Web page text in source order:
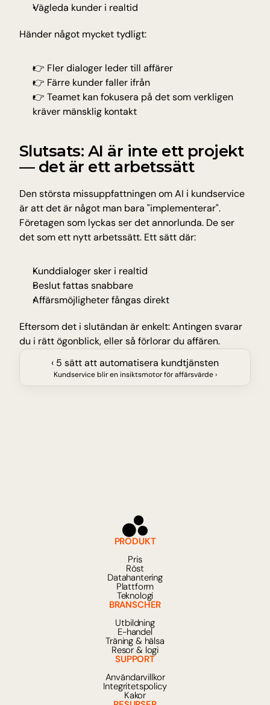
Vägleda kunder i realtid
Händer något mycket tydligt:
👉 Fler dialoger leder till affärer
👉 Färre kunder faller ifrån
👉 Teamet kan fokusera på det som verkligen
kräver mänsklig kontakt
Slutsats: AI är inte ett projekt
— det är ett arbetssätt
Den största missuppfattningen om AI i kundservice
är att det är något man bara "implementerar".
Företagen som lyckas ser det annorlunda. De ser
det som ett nytt arbetssätt. Ett sätt där:
Kunddialoger sker i realtid
Beslut fattas snabbare
Affärsmöjligheter fångas direkt
Eftersom det i slutändan är enkelt: Antingen svarar
du i rätt ögonblick, eller så förlorar du affären.
‹ 5 sätt att automatisera kundtjänsten
Kundservice blir en insiktsmotor för affärsvärde ›
PRODUKT
Pris
Röst
Datahantering
Plattform
Teknologi
BRANSCHER
Utbildning
E-handel
Träning & hälsa
Resor & logi
SUPPORT
Användarvillkor
Integritetspolicy
Kakor